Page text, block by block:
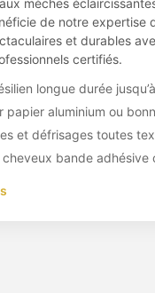
mèches
de notre expertise
et durables
certifiés.
longue durée
papier aluminium ou
et défrisages toutes
cheveux bande adhésive